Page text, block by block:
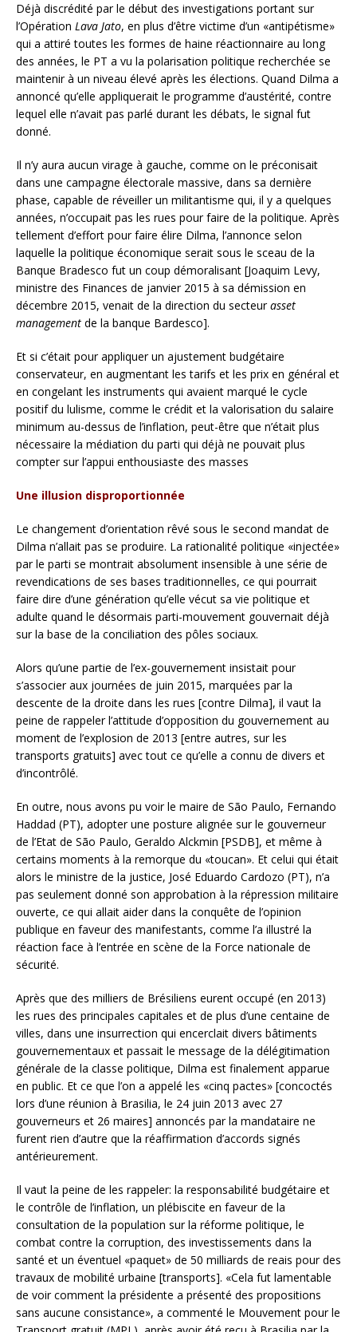
Déjà discrédité par le début des investigations portant sur
l’Opération Lava Jato, en plus d’être victime d’un «antipétisme»
qui a attiré toutes les formes de haine réactionnaire au long
des années, le PT a vu la polarisation politique recherchée se
maintenir à un niveau élevé après les élections. Quand Dilma a
annoncé qu’elle appliquerait le programme d’austérité, contre
lequel elle n’avait pas parlé durant les débats, le signal fut
donné.
Il n’y aura aucun virage à gauche, comme on le préconisait
dans une campagne électorale massive, dans sa dernière
phase, capable de réveiller un militantisme qui, il y a quelques
années, n’occupait pas les rues pour faire de la politique. Après
tellement d’effort pour faire élire Dilma, l’annonce selon
laquelle la politique économique serait sous le sceau de la
Banque Bradesco fut un coup démoralisant [Joaquim Levy,
ministre des Finances de janvier 2015 à sa démission en
décembre 2015, venait de la direction du secteurasset
management de la banque Bardesco].
Et si c’était pour appliquer un ajustement budgétaire
conservateur, en augmentant les tarifs et les prix en général et
en congelant les instruments qui avaient marqué le cycle
positif du lulisme, comme le crédit et la valorisation du salaire
minimum au-dessus de l’inflation, peut-être que n’était plus
nécessaire la médiation du parti qui déjà ne pouvait plus
compter sur l’appui enthousiaste des masses
Une illusion disproportionnée
Le changement d’orientation rêvé sous le second mandat de
Dilma n’allait pas se produire. La rationalité politique «injectée»
par le parti se montrait absolument insensible à une série de
revendications de ses bases traditionnelles, ce qui pourrait
faire dire d’une génération qu’elle vécut sa vie politique et
adulte quand le désormais parti-mouvement gouvernait déjà
sur la base de la conciliation des pôles sociaux.
Alors qu’une partie de l’ex-gouvernement insistait pour
s’associer aux journées de juin 2015, marquées par la
descente de la droite dans les rues [contre Dilma], il vaut la
peine de rappeler l’attitude d’opposition du gouvernement au
moment de l’explosion de 2013 [entre autres, sur les
transports gratuits] avec tout ce qu’elle a connu de divers et
d’incontrôlé.
En outre, nous avons pu voir le maire de São Paulo, Fernando
Haddad (PT), adopter une posture alignée sur le gouverneur
de l’Etat de São Paulo, Geraldo Alckmin [PSDB], et même à
certains moments à la remorque du «toucan». Et celui qui était
alors le ministre de la justice, José Eduardo Cardozo (PT), n’a
pas seulement donné son approbation à la répression militaire
ouverte, ce qui allait aider dans la conquête de l’opinion
publique en faveur des manifestants, comme l’a illustré la
réaction face à l’entrée en scène de la Force nationale de
sécurité.
Après que des milliers de Brésiliens eurent occupé (en 2013)
les rues des principales capitales et de plus d’une centaine de
villes, dans une insurrection qui encerclait divers bâtiments
gouvernementaux et passait le message de la délégitimation
générale de la classe politique, Dilma est finalement apparue
en public. Et ce que l’on a appelé les «cinq pactes» [concoctés
lors d’une réunion à Brasilia, le 24 juin 2013 avec 27
gouverneurs et 26 maires] annoncés par la mandataire ne
furent rien d’autre que la réaffirmation d’accords signés
antérieurement.
Il vaut la peine de les rappeler: la responsabilité budgétaire et
le contrôle de l’inflation, un plébiscite en faveur de la
consultation de la population sur la réforme politique, le
combat contre la corruption, des investissements dans la
santé et un éventuel «paquet» de 50 milliards de reais pour des
travaux de mobilité urbaine [transports]. «Cela fut lamentable
de voir comment la présidente a présenté des propositions
sans aucune consistance», a commenté le Mouvement pour le